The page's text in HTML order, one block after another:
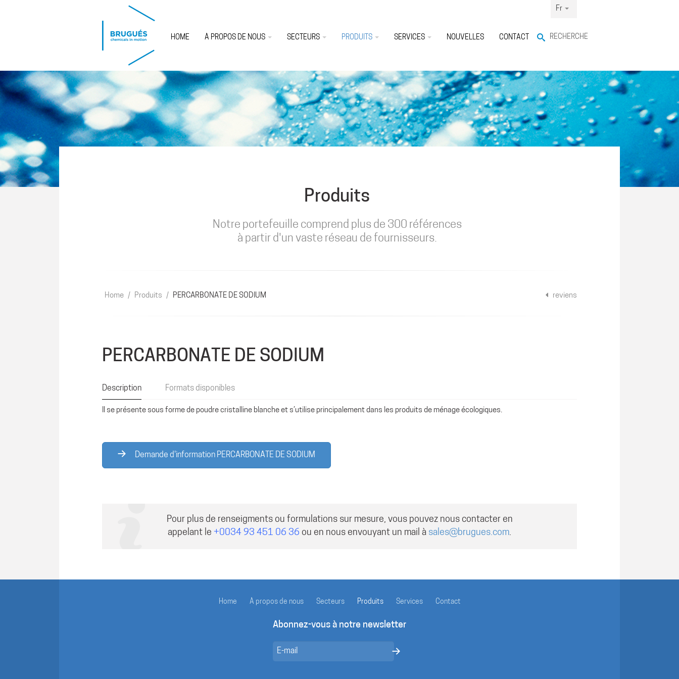
Fr
RECHERCHE
HOME À PROPOS DE NOUS SECTEURS PRODUITS SERVICES NOUVELLES CONTACT
Produits
Notre portefeuille comprend plus de 300 références
à partir d'un vaste réseau de fournisseurs.
Home / Produits / PERCARBONATE DE SODIUM reviens
PERCARBONATE DE SODIUM
Description Formats disponibles
Il se présente sous forme de poudre cristalline blanche et s’utilise principalement dans les produits de ménage écologiques.
Demande d'information PERCARBONATE DE SODIUM
Pour plus de renseigments ou formulations sur mesure, vous pouvez nous contacter en
appelant le +0034 93 451 06 36 ou en nous envouyant un mail à sales@brugues.com.
Home À propos de nous Secteurs Produits Services Contact
Abonnez-vous à notre newsletter